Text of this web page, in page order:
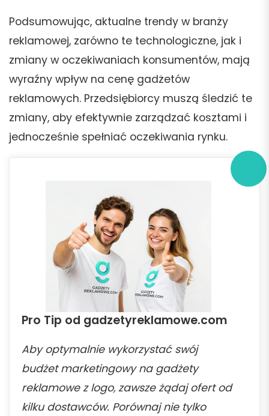
Podsumowując, aktualne trendy w branży
reklamowej, zarówno te technologiczne, jak i
zmiany w oczekiwaniach konsumentów, mają
wyraźny wpływ na cenę gadżetów
reklamowych. Przedsiębiorcy muszą śledzić te
zmiany, aby efektywnie zarządzać kosztami i
jednocześnie spełniać oczekiwania rynku.
Pro Tip od gadzetyreklamowe.com
Aby optymalnie wykorzystać swój
budżet marketingowy na gadżety
reklamowe z logo, zawsze żądaj ofert od
kilku dostawców. Porównaj nie tylko